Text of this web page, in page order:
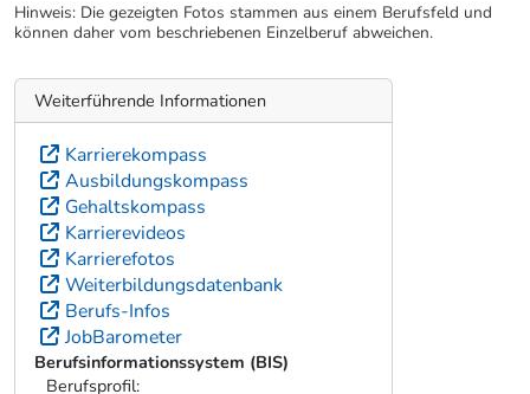
Hinweis: Die gezeigten Fotos stammen aus einem Berufsfeld und
können daher vom beschriebenen Einzelberuf abweichen.
Weiterführende Informationen
Karrierekompass
Ausbildungskompass
Gehaltskompass
Karrierevideos
Karrierefotos
Weiterbildungsdatenbank
Berufs-Infos
JobBarometer
Berufsinformationssystem (BIS)
Berufsprofil: